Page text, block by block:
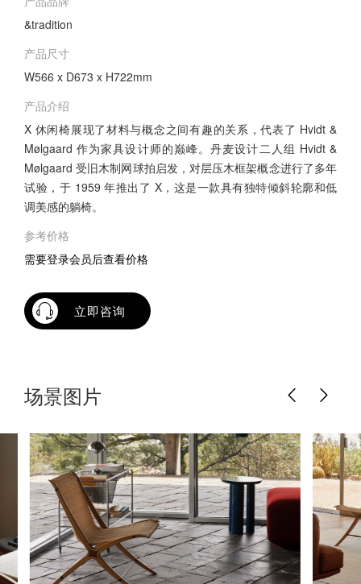
&tradition
产品尺寸
W566 x D673 x H722mm
产品介绍
X 休闲椅展现了材料与概念之间有趣的关系，代表了 Hvidt &
Mølgaard 作为家具设计师的巅峰。丹麦设计二人组 Hvidt &
Mølgaard 受旧木制网球拍启发，对层压木框架概念进行了多年
试验，于 1959 年推出了 X，这是一款具有独特倾斜轮廓和低
调美感的躺椅。
参考价格
需要登录会员后查看价格
立即咨询
场景图片